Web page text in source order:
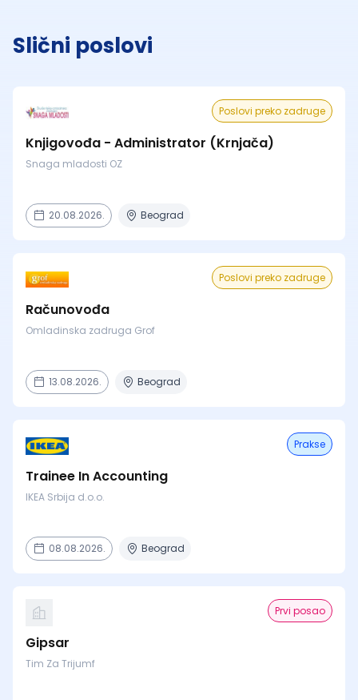
Slični poslovi
Poslovi preko zadruge
Knjigovođa - Administrator (Krnjača)
Snaga mladosti OZ
20.08.2026. Beograd
Poslovi preko zadruge
Računovođa
Omladinska zadruga Grof
13.08.2026. Beograd
Prakse
Trainee In Accounting
IKEA Srbija d.o.o.
08.08.2026. Beograd
Prvi posao
Gipsar
Tim Za Trijumf